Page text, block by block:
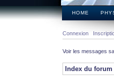
HOME
Connexion
Voir les messages
Index du forum